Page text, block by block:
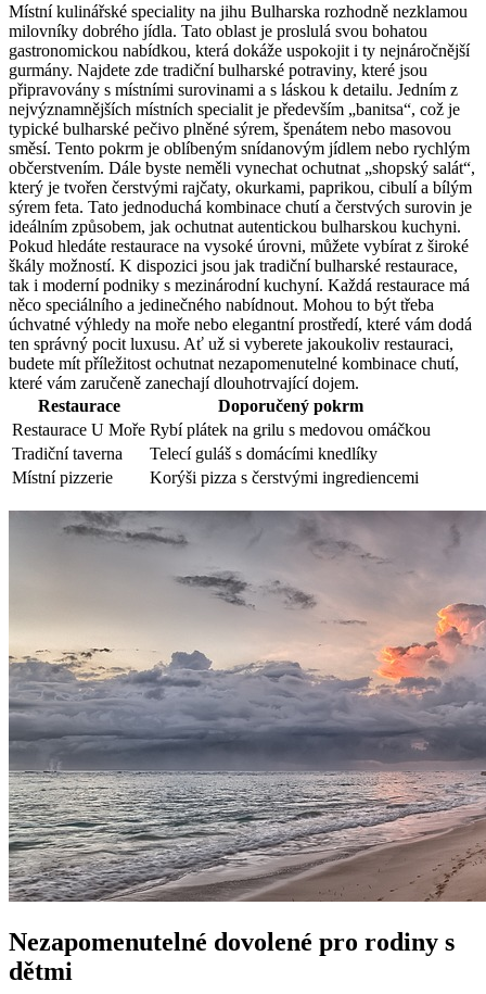
Místní kulinářské speciality na jihu Bulharska rozhodně nezklamou
milovníky dobrého jídla. Tato oblast je proslulá svou bohatou
gastronomickou nabídkou, která dokáže uspokojit i ty nejnáročnější
gurmány. Najdete zde tradiční bulharské potraviny, které jsou
připravovány s místními surovinami a s láskou k detailu. Jedním z
nejvýznamnějších místních specialit je především „banitsa“, což je
typické bulharské pečivo plněné sýrem, špenátem nebo masovou
směsí. Tento pokrm je oblíbeným snídanovým jídlem nebo rychlým
občerstvením. Dále byste neměli vynechat ochutnat „shopský salát“,
který je tvořen čerstvými rajčaty, okurkami, paprikou, cibulí a bílým
sýrem feta. Tato jednoduchá kombinace chutí a čerstvých surovin je
ideálním způsobem, jak ochutnat autentickou bulharskou kuchyni.
Pokud hledáte restaurace na vysoké úrovni, můžete vybírat z široké
škály možností. K dispozici jsou jak tradiční bulharské restaurace,
tak i moderní podniky s mezinárodní kuchyní. Každá restaurace má
něco speciálního a jedinečného nabídnout. Mohou to být třeba
úchvatné výhledy na moře nebo elegantní prostředí, které vám dodá
ten správný pocit luxusu. Ať už si vyberete jakoukoliv restauraci,
budete mít příležitost ochutnat nezapomenutelné kombinace chutí,
které vám zaručeně zanechají dlouhotrvající dojem.
Restaurace
Doporučený pokrm
Restaurace U Moře Rybí plátek na grilu s medovou omáčkou
Tradiční taverna
Telecí guláš s domácími knedlíky
Místní pizzerie
Korýši pizza s čerstvými ingrediencemi
Nezapomenutelné dovolené pro rodiny s
dětmi